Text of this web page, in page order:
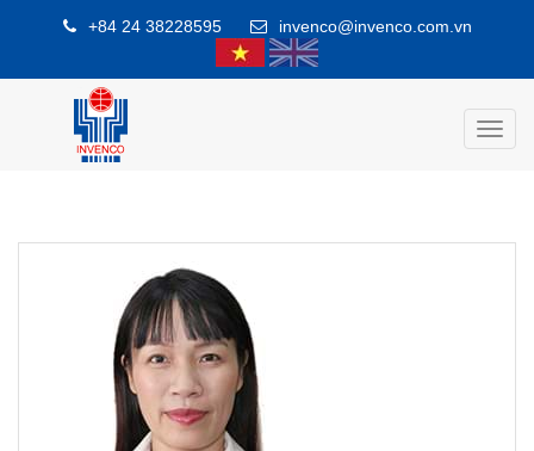
+84 24 38228595 invenco@invenco.com.vn